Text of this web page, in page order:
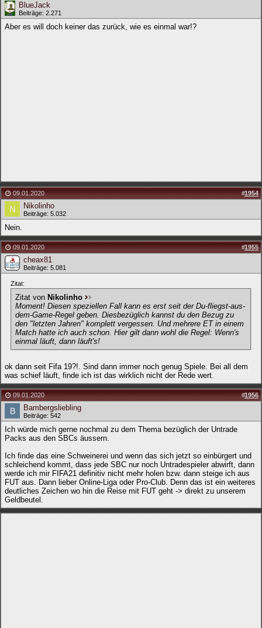
BlueJack
Beiträge: 2.271
Aber es will doch keiner das zurück, wie es einmal war!?
09.01.2020 #1954
Nikolinho
Beiträge: 5.032
Nein.
09.01.2020 #1955
cheax81
Beiträge: 5.081
Zitat:
Zitat von Nikolinho
Moment! Diesen speziellen Fall kann es erst seit der Du-fliegst-aus-
dem-Game-Regel geben. Diesbezüglich kannst du den Bezug zu
den "letzten Jahren" komplett vergessen. Und mehrere ET in einem
Match hatte ich auch schon. Hier gilt dann wohl die Regel: Wenn's
einmal läuft, dann läuft's!
ok dann seit Fifa 19?!. Sind dann immer noch genug Spiele. Bei all dem
was schief läuft, finde ich ist das wirklich nicht der Rede wert.
09.01.2020 #1956
Bambergsliebling
Beiträge: 542
Ich würde mich gerne nochmal zu dem Thema bezüglich der Untrade
Packs aus den SBCs äussern.
Ich finde das eine Schweinerei und wenn das sich jetzt so einbürgert und
schleichend kommt, dass jede SBC nur noch Untradespieler abwirft, dann
werde ich mir FIFA21 definitiv nicht mehr holen bzw. dann steige ich aus
FUT aus. Dann lieber Online-Liga oder Pro-Club. Denn das ist ein weiteres
deutliches Zeichen wo hin die Reise mit FUT geht -> direkt zu unserem
Geldbeutel.